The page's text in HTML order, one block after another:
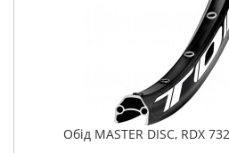
Обід MASTER DISC, RDX